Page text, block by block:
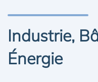
Industrie,
Énergie